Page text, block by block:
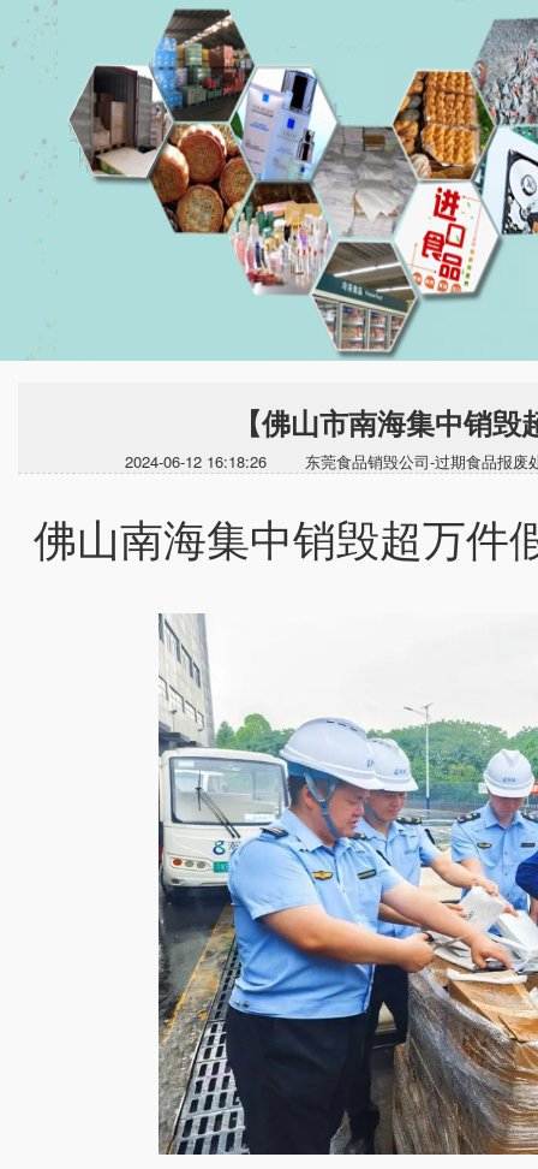
【佛山市南海集中销
2024-06-12 16:18:26 东莞食品销毁公司-过期食品报
佛山南海集中销毁超万件